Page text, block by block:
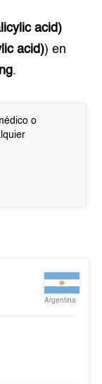
acid)
acid)) en
.
o
Argentina